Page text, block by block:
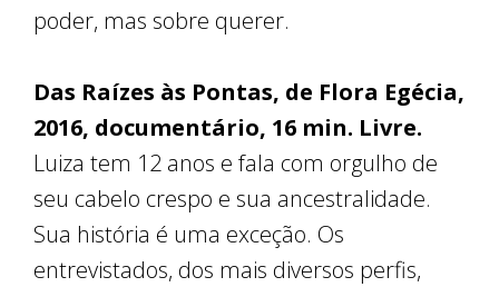
poder, mas sobre querer.
Das Raízes às Pontas, de Flora Egécia,
2016, documentário, 16 min. Livre.
Luiza tem 12 anos e fala com orgulho de
seu cabelo crespo e sua ancestralidade.
Sua história é uma exceção. Os
entrevistados, dos mais diversos perfis,